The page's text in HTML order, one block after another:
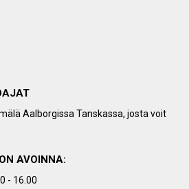
Aalborgissa Tanskassa, josta voit
AVOINNA:
- 16.00